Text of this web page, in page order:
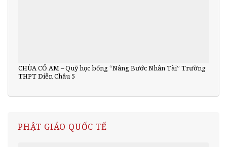
CHÙA CỔ AM – Quỹ học bổng “Nâng Bước Nhân Tài” Trường
THPT Diễn Châu 5
PHẬT GIÁO QUỐC TẾ